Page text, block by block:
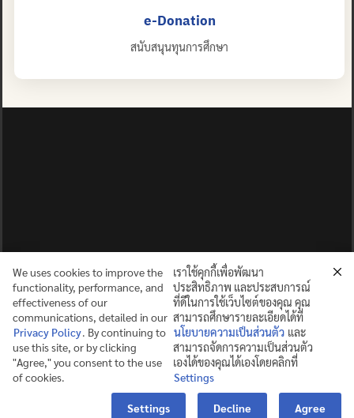
e-Donation
สนับสนุนทุนการศึกษา
We uses cookies to improve the
functionality, performance, and
effectiveness of our
communications, detailed in our
Privacy Policy. By continuing to
use this site, or by clicking
"Agree," you consent to the use
of cookies.
เราใช้คุกกี้เพื่อพัฒนา
ประสิทธิภาพ และประสบการณ์
ที่ดีในการใช้เว็บไซต์ของคุณ คุณ
สามารถศึกษารายละเอียดได้ที่
นโยบายความเป็นส่วนตัว และ
สามารถจัดการความเป็นส่วนตัว
เองได้ของคุณได้เองโดยคลิกที่
Settings
Settings Decline Agree
Contact us